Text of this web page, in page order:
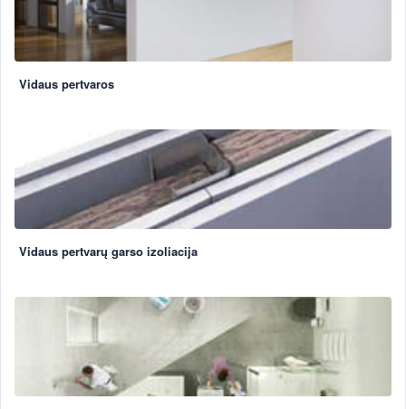
Vidaus pertvaros
Vidaus pertvarų garso izoliacija